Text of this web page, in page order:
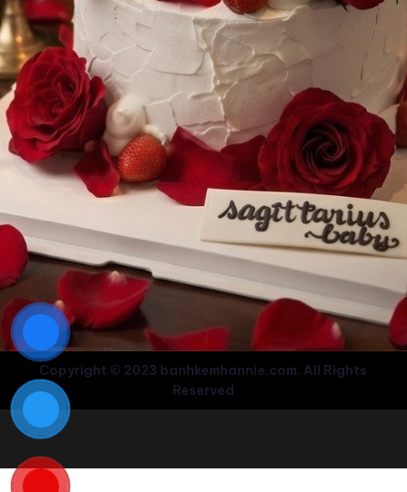
Copyright © 2023 banhkemhannie.com. All Rights
Reserved